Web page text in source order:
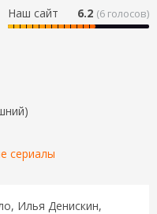
Наш сайт 6.2 (6 голосов)
сериалы
Илья Денискин,